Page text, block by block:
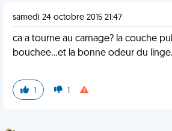
samedi 24 octobre 2015 21:47
ca a tourne au carnage? la couche
bouchee...et la bonne odeur du
1 1